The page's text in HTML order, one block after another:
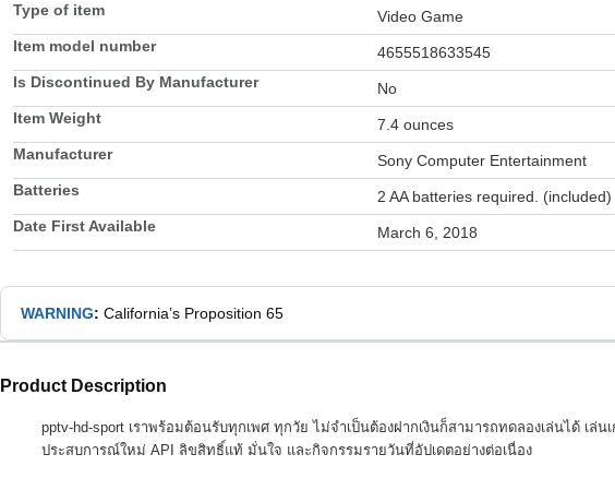
Type of item
Video Game
Item model number
4655518633545
Is Discontinued By Manufacturer
No
Item Weight
7.4 ounces
Manufacturer
Sony Computer Entertainment
Batteries
2 AA batteries required. (included)
Date First Available
March 6, 2018
WARNING: California’s Proposition 65
Product Description
pptv-hd-sport เราพร้อมต้อนรับทุกเพศ ทุกวัย ไม่จำเป็นต้องฝากเงินก็สามารถทดลองเล่นได้
ประสบการณ์ใหม่ API ลิขสิทธิ์แท้ มั่นใจ และกิจกรรมรายวันที่อัปเดตอย่างต่อเนื่อง